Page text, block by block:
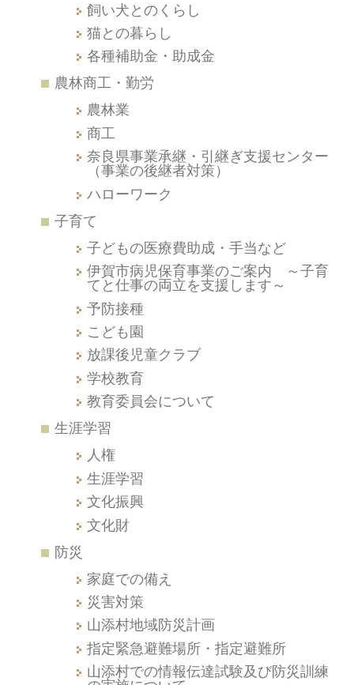
飼い犬とのくらし
猫との暮らし
各種補助金・助成金
農林商工・勤労
農林業
商工
奈良県事業承継・引継ぎ支援センター
（事業の後継者対策）
ハローワーク
子育て
子どもの医療費助成・手当など
伊賀市病児保育事業のご案内 ～子育
てと仕事の両立を支援します～
予防接種
こども園
放課後児童クラブ
学校教育
教育委員会について
生涯学習
人権
生涯学習
文化振興
文化財
防災
家庭での備え
災害対策
山添村地域防災計画
指定緊急避難場所・指定避難所
山添村での情報伝達試験及び防災訓練